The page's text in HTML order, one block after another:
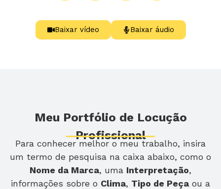
Baixar vídeo Baixar áudio
Meu Portfólio de Locução
Profissional
Para conhecer melhor o meu trabalho, insira
um termo de pesquisa na caixa abaixo, como o
Nome da Marca, uma Interpretação,
informações sobre o Clima, Tipo de Peça ou a